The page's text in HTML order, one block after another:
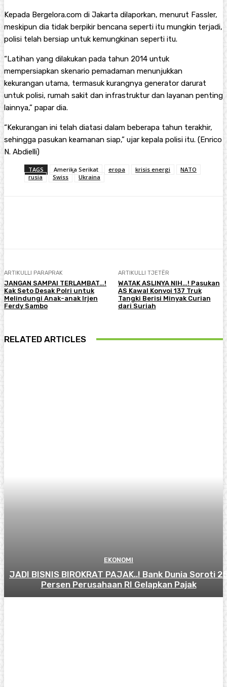
Kepada Bergelora.com di Jakarta dilaporkan, menurut Fassler,
meskipun dia tidak berpikir bencana seperti itu mungkin terjadi,
polisi telah bersiap untuk kemungkinan seperti itu.
“Latihan yang dilakukan pada tahun 2014 untuk
mempersiapkan skenario pemadaman menunjukkan
kekurangan utama, termasuk kurangnya generator darurat
untuk polisi, rumah sakit dan infrastruktur dan layanan penting
lainnya,” papar dia.
“Kekurangan ini telah diatasi dalam beberapa tahun terakhir,
sehingga pasukan keamanan siap,” ujar kepala polisi itu. (Enrico
N. Abdielli)
TAGS Amerika Serikat eropa krisis energi
NATO
rusia
Swiss Ukraina
ARTIKULLI PARAPRAK
JANGAN SAMPAI TERLAMBAT…!
Kak Seto Desak Polri untuk
Melindungi Anak-anak Irjen
Ferdy Sambo
ARTIKULLI TJETËR
WATAK ASLINYA NIH…! Pasukan
AS Kawal Konvoi 137 Truk
Tangki Berisi Minyak Curian
dari Suriah
RELATED ARTICLES
EKONOMI
JADI BISNIS BIROKRAT PAJAK..! Bank Dunia Soroti
Persen Perusahaan RI Gelapkan Pajak